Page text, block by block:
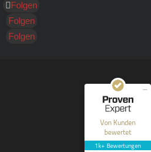
Folgen
Folgen
Folgen
Von Kunden
bewertet
1k+ Bewertungen
Kundenbewertungen und Erfahrungen zu
SEHR GUT
40
Bewertungen auf
ProvenExpert.com